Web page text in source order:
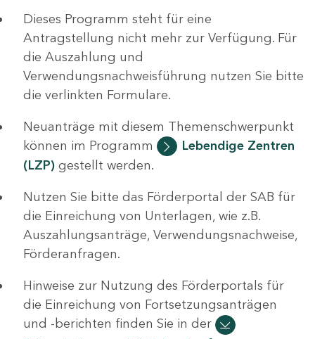
Dieses Programm steht für eine
Antragstellung nicht mehr zur Verfügung. Für
die Auszahlung und
Verwendungsnachweisführung nutzen Sie bitte
die verlinkten Formulare.
Neuanträge mit diesem Themenschwerpunkt
können im Programm
Lebendige Zentren
(LZP) gestellt werden.
Nutzen Sie bitte das Förderportal der SAB für
die Einreichung von Unterlagen, wie z.B.
Auszahlungsanträge, Verwendungsnachweise,
Förderanfragen.
Hinweise zur Nutzung des Förderportals für
die Einreichung von Fortsetzungsanträgen
und -berichten finden Sie in der